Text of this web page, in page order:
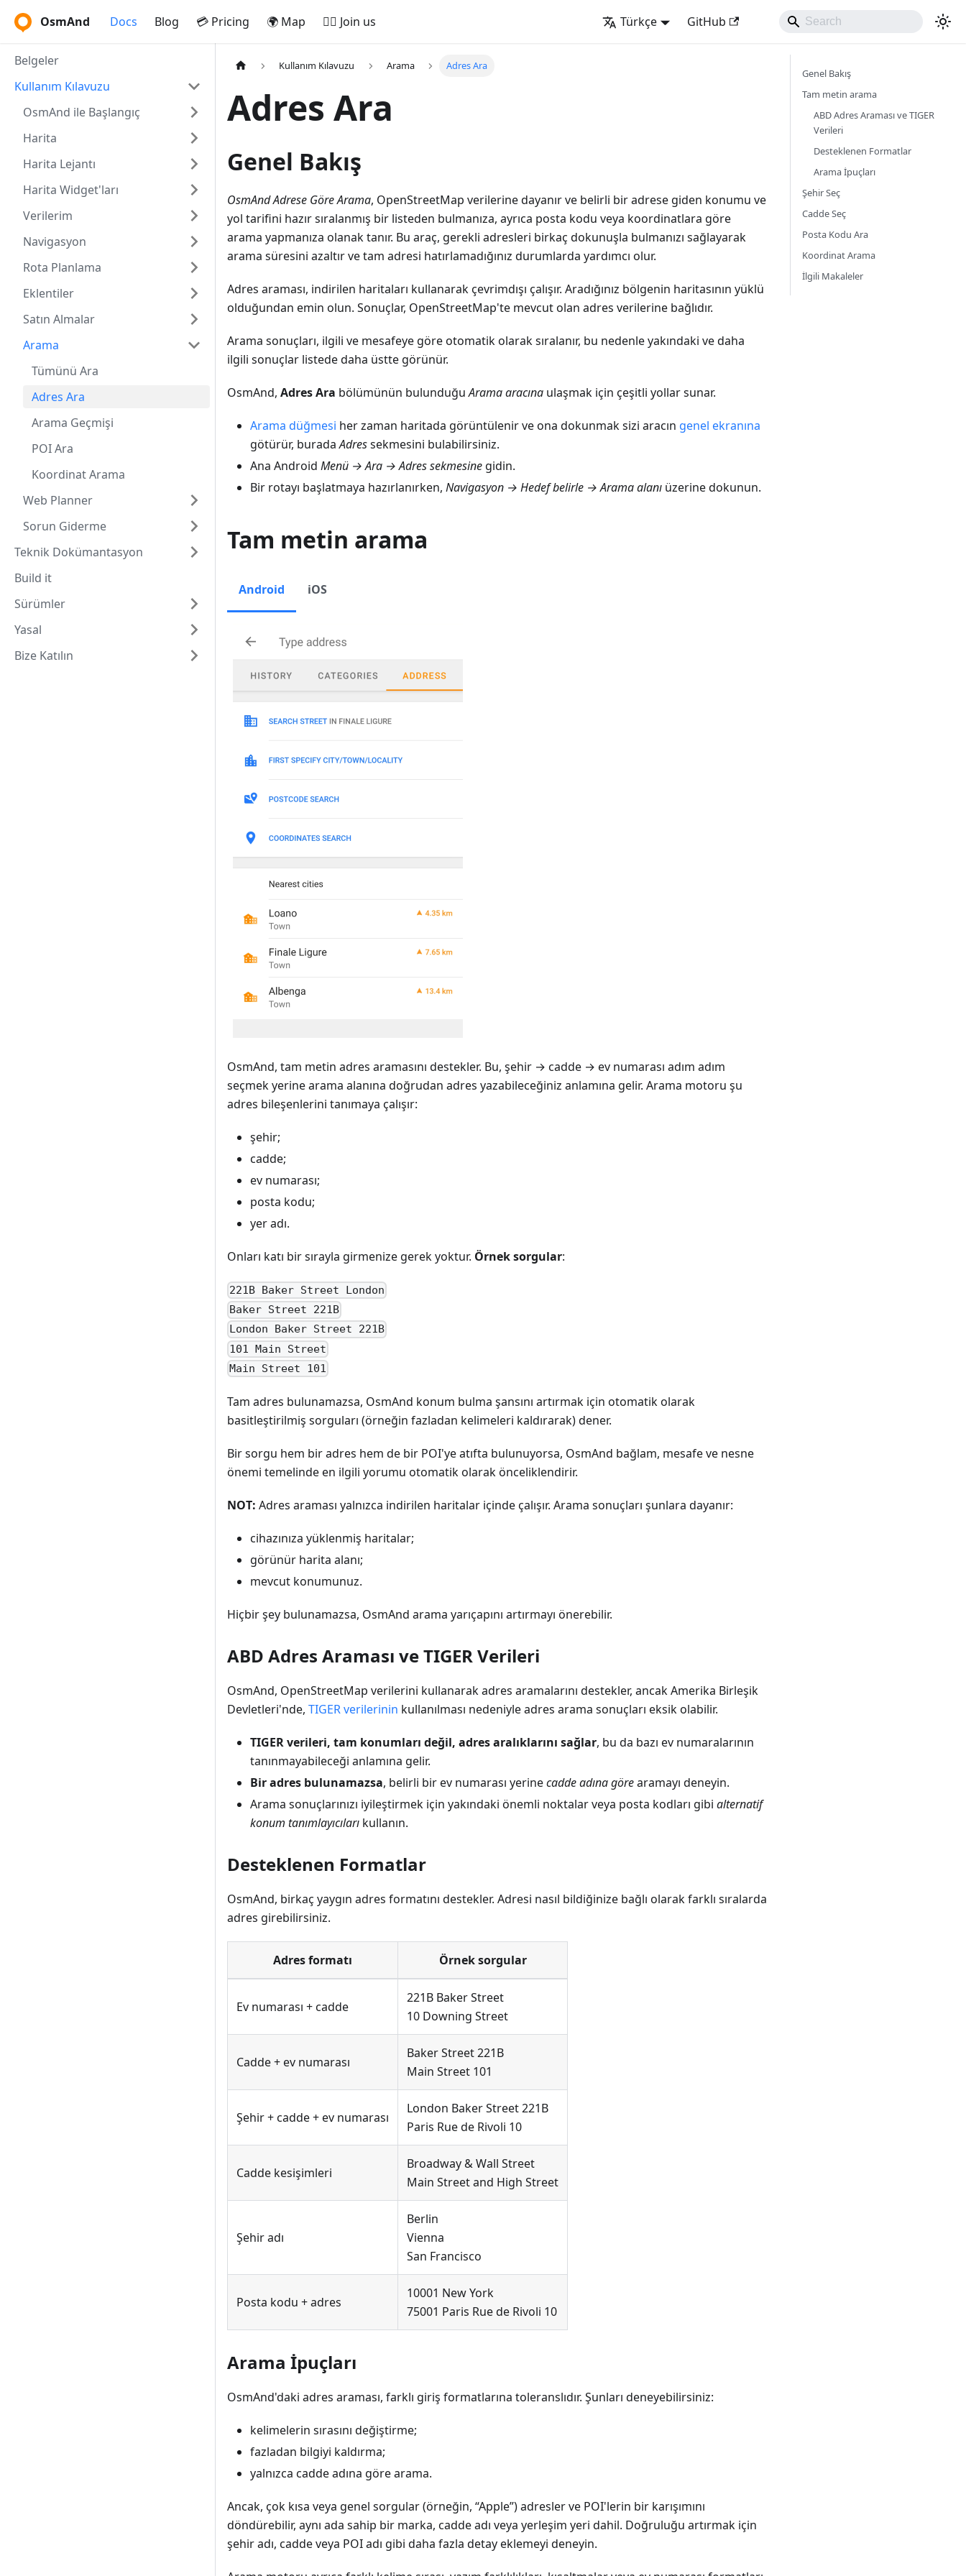
OsmAnd Docs Blog 💳 Pricing 🌍 Map 🚵‍♂️ Join us Türkçe GitHub
Belgeler
Kullanım Kılavuzu
OsmAnd ile Başlangıç
Harita
Harita Lejantı
Harita Widget'ları
Verilerim
Navigasyon
Rota Planlama
Eklentiler
Satın Almalar
Arama
Tümünü Ara
Adres Ara
Arama Geçmişi
POI Ara
Koordinat Arama
Web Planner
Sorun Giderme
Teknik Dokümantasyon
Build it
Sürümler
Yasal
Bize Katılın
Kullanım Kılavuzu Arama Adres Ara
Adres Ara
Genel Bakış
OsmAnd Adrese Göre Arama, OpenStreetMap verilerine dayanır ve belirli bir adrese giden konumu ve
yol tarifini hazır sıralanmış bir listeden bulmanıza, ayrıca posta kodu veya koordinatlara göre
arama yapmanıza olanak tanır. Bu araç, gerekli adresleri birkaç dokunuşla bulmanızı sağlayarak
arama süresini azaltır ve tam adresi hatırlamadığınız durumlarda yardımcı olur.
Adres araması, indirilen haritaları kullanarak çevrimdışı çalışır. Aradığınız bölgenin haritasının yüklü
olduğundan emin olun. Sonuçlar, OpenStreetMap'te mevcut olan adres verilerine bağlıdır.
Arama sonuçları, ilgili ve mesafeye göre otomatik olarak sıralanır, bu nedenle yakındaki ve daha
ilgili sonuçlar listede daha üstte görünür.
OsmAnd, Adres Ara bölümünün bulunduğuArama aracına ulaşmak için çeşitli yollar sunar.
Arama düğmesi her zaman haritada görüntülenir ve ona dokunmak sizi aracın genel ekranına
götürür, buradaAdressekmesini bulabilirsiniz.
Ana Android Menü → Ara → Adres sekmesine gidin.
Bir rotayı başlatmaya hazırlanırken, Navigasyon → Hedef belirle → Arama alanı üzerine dokunun.
Tam metin arama
Android iOS
OsmAnd, tam metin adres aramasını destekler. Bu, şehir → cadde → ev numarası adım adım
seçmek yerine arama alanına doğrudan adres yazabileceğiniz anlamına gelir. Arama motoru şu
adres bileşenlerini tanımaya çalışır:
şehir;
cadde;
ev numarası;
posta kodu;
yer adı.
Onları katı bir sırayla girmenize gerek yoktur. Örnek sorgular:
221B Baker Street London
Baker Street 221B
London Baker Street 221B
101 Main Street
Main Street 101
Tam adres bulunamazsa, OsmAnd konum bulma şansını artırmak için otomatik olarak
basitleştirilmiş sorguları (örneğin fazladan kelimeleri kaldırarak) dener.
Bir sorgu hem bir adres hem de bir POI'ye atıfta bulunuyorsa, OsmAnd bağlam, mesafe ve nesne
önemi temelinde en ilgili yorumu otomatik olarak önceliklendirir.
NOT: Adres araması yalnızca indirilen haritalar içinde çalışır. Arama sonuçları şunlara dayanır:
cihazınıza yüklenmiş haritalar;
görünür harita alanı;
mevcut konumunuz.
Hiçbir şey bulunamazsa, OsmAnd arama yarıçapını artırmayı önerebilir.
ABD Adres Araması ve TIGER Verileri
OsmAnd, OpenStreetMap verilerini kullanarak adres aramalarını destekler, ancak Amerika Birleşik
Devletleri'nde, TIGER verilerinin kullanılması nedeniyle adres arama sonuçları eksik olabilir.
TIGER verileri, tam konumları değil, adres aralıklarını sağlar, bu da bazı ev numaralarının
tanınmayabileceği anlamına gelir.
Bir adres bulunamazsa, belirli bir ev numarası yerinecadde adına görearamayı deneyin.
Arama sonuçlarınızı iyileştirmek için yakındaki önemli noktalar veya posta kodları gibi alternatif
konum tanımlayıcıları kullanın.
Desteklenen Formatlar
OsmAnd, birkaç yaygın adres formatını destekler. Adresi nasıl bildiğinize bağlı olarak farklı sıralarda
adres girebilirsiniz.
Adres formatı Örnek sorgular
Ev numarası + cadde
221B Baker Street
10 Downing Street
Cadde + ev numarası
Baker Street 221B
Main Street 101
Şehir + cadde + ev numarası
London Baker Street 221B
Paris Rue de Rivoli 10
Cadde kesişimleri
Broadway & Wall Street
Main Street and High Street
Şehir adı
Berlin
Vienna
San Francisco
Posta kodu + adres
10001 New York
75001 Paris Rue de Rivoli 10
Arama İpuçları
OsmAnd'daki adres araması, farklı giriş formatlarına toleranslıdır. Şunları deneyebilirsiniz:
kelimelerin sırasını değiştirme;
fazladan bilgiyi kaldırma;
yalnızca cadde adına göre arama.
Ancak, çok kısa veya genel sorgular (örneğin, “Apple”) adresler ve POI'lerin bir karışımını
döndürebilir, aynı ada sahip bir marka, cadde adı veya yerleşim yeri dahil. Doğruluğu artırmak için
şehir adı, cadde veya POI adı gibi daha fazla detay eklemeyi deneyin.
Genel Bakış
Tam metin arama
ABD Adres Araması ve TIGER
Verileri
Desteklenen Formatlar
Arama İpuçları
Şehir Seç
Cadde Seç
Posta Kodu Ara
Koordinat Arama
İlgili Makaleler